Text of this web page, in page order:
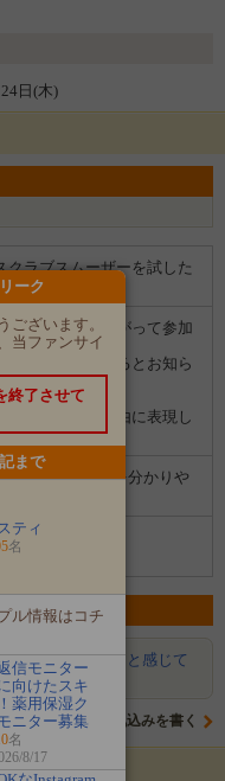
日(木)
クラブスムーザーを試した
ける方。
から画面にしたがって参加
企業から選ばれるとお知ら
届きます。
想や口コミを自由に表現し
スチャーなどを分かりや
先致します。
のケア大事だなと感じて
意気込みを書く
ーク
ございます。
当ファンサイ
終了させて
まで
ティ
名
ル情報はコチ
信モニター
向けたスキ
薬用保湿ク
ニター募集
名
8/17